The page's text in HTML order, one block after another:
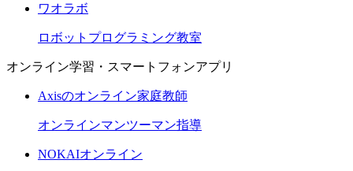
ワオラボ
ロボットプログラミング教室
オンライン学習・スマートフォンアプリ
Axisのオンライン家庭教師
オンラインマンツーマン指導
NOKAIオンライン